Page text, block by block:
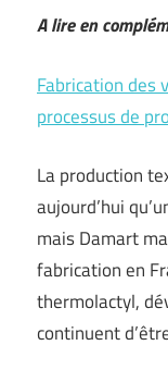
A lire en
Fabrication des
processus de
La production
aujourd’hui
mais Damart
fabrication en
thermolactyl,
continuent